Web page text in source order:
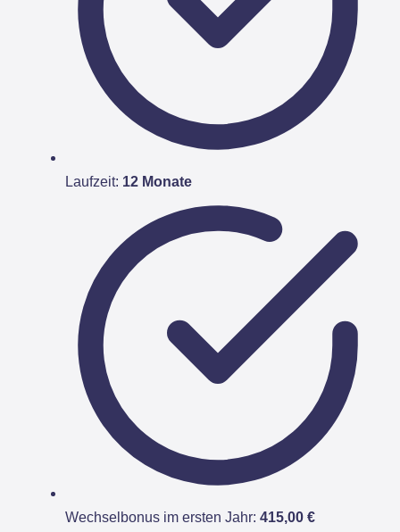
Laufzeit: 12 Monate
Wechselbonus im ersten Jahr: 415,00 €